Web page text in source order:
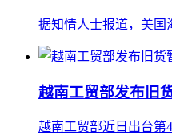
据知情人士报道，美国
越南工贸部发布旧
越南工贸部近日出台第